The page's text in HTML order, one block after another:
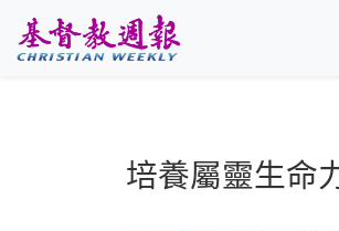
培養屬靈生命